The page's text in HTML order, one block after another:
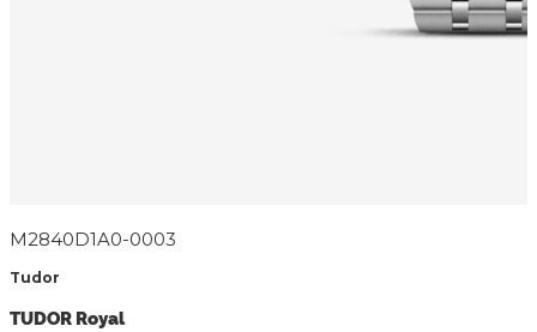
M2840D1A0-0003
Tudor
TUDOR Royal